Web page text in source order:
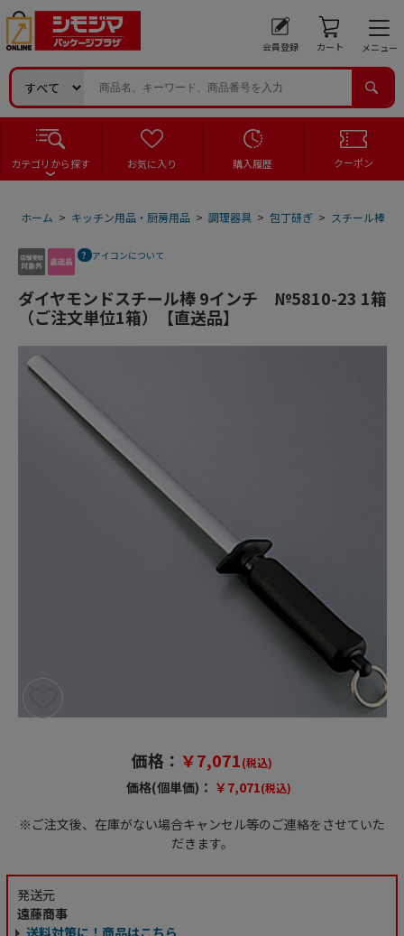
会員登録 カート メニュー
カテゴリから探す お気に入り 購入履歴 クーポン
ホーム > キッチン用品・厨房用品 > 調理器具 > 包丁研ぎ > スチール棒
アイコンについて
ダイヤモンドスチール棒 9インチ №5810-23 1箱
（ご注文単位1箱）【直送品】
価格： ￥7,071(税込)
価格(個単価)： ￥7,071(税込)
※ご注文後、在庫がない場合キャンセル等のご連絡をさせていた
だきます。
発送元
遠藤商事
送料対策に！商品はこちら